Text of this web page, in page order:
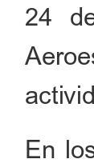
24
En